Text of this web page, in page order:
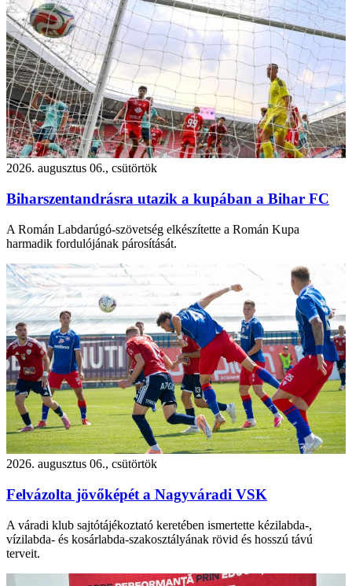
2026. augusztus 06., csütörtök
Biharszentandrásra utazik a kupában a Bihar FC
A Román Labdarúgó-szövetség elkészítette a Román Kupa
harmadik fordulójának párosítását.
2026. augusztus 06., csütörtök
Felvázolta jövőképét a Nagyváradi VSK
A váradi klub sajtótájékoztató keretében ismertette kézilabda-,
vízilabda- és kosárlabda-szakosztályának rövid és hosszú távú
terveit.